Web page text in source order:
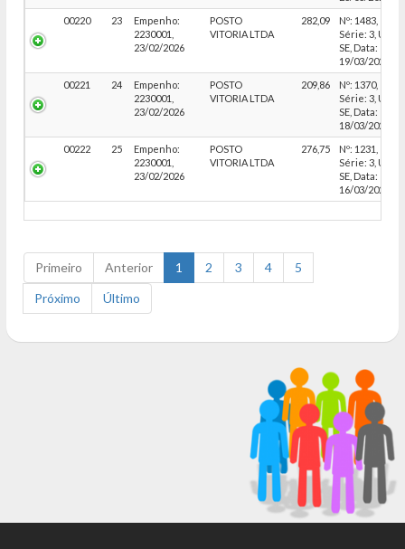
00220
23
Empenho:
2230001,
23/02/2026
POSTO
VITORIA LTDA
282,09
Nº: 1483,
Série: 3, UF:
SE, Data:
19/03/2026
00221
24
Empenho:
2230001,
23/02/2026
POSTO
VITORIA LTDA
209,86
Nº: 1370,
Série: 3, UF:
SE, Data:
18/03/2026
00222
25
Empenho:
2230001,
23/02/2026
POSTO
VITORIA LTDA
276,75
Nº: 1231,
Série: 3, UF:
SE, Data:
16/03/2026
Primeiro Anterior 1 2 3 4
5
Próximo
Último